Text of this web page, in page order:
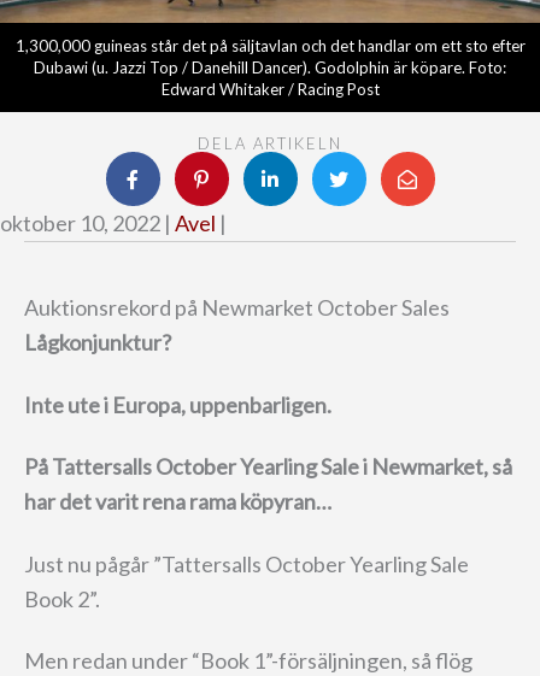
1,300,000 guineas står det på säljtavlan och det handlar om ett sto efter
Dubawi (u. Jazzi Top / Danehill Dancer). Godolphin är köpare. Foto:
Edward Whitaker / Racing Post
DELA ARTIKELN
oktober 10, 2022 | Avel |
Auktionsrekord på Newmarket October Sales
Lågkonjunktur?
Inte ute i Europa, uppenbarligen.
På Tattersalls October Yearling Sale i Newmarket, så
har det varit rena rama köpyran…
Just nu pågår ”Tattersalls October Yearling Sale
Book 2”.
Men redan under “Book 1”-försäljningen, så flög